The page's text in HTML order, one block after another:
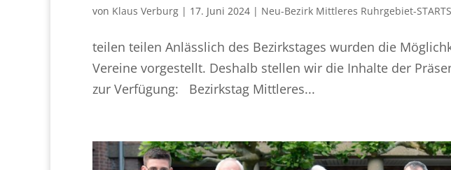
von Klaus Verburg | 17. Juni 2024 | Neu-Bezirk Mittleres Ruhrgebiet-
teilen teilen Anlässlich des Bezirkstages wurden die
Vereine vorgestellt. Deshalb stellen wir die Inhalte der
zur Verfügung: Bezirkstag Mittleres...